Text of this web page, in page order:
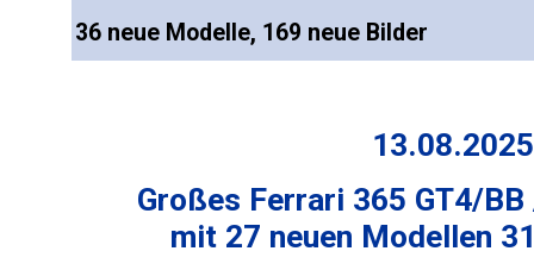
36 neue Modelle, 169 neue Bilder
13.08.2025
Großes Ferrari 365 GT4/
mit 27 neuen Modellen